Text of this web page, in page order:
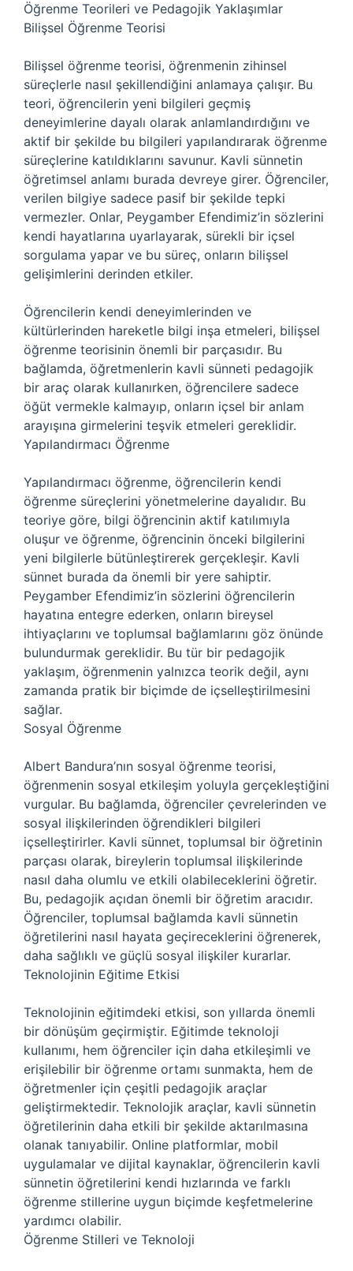
Öğrenme Teorileri ve Pedagojik Yaklaşımlar
Bilişsel Öğrenme Teorisi
Bilişsel öğrenme teorisi, öğrenmenin zihinsel
süreçlerle nasıl şekillendiğini anlamaya çalışır. Bu
teori, öğrencilerin yeni bilgileri geçmiş
deneyimlerine dayalı olarak anlamlandırdığını ve
aktif bir şekilde bu bilgileri yapılandırarak öğrenme
süreçlerine katıldıklarını savunur. Kavli sünnetin
öğretimsel anlamı burada devreye girer. Öğrenciler,
verilen bilgiye sadece pasif bir şekilde tepki
vermezler. Onlar, Peygamber Efendimiz’in sözlerini
kendi hayatlarına uyarlayarak, sürekli bir içsel
sorgulama yapar ve bu süreç, onların bilişsel
gelişimlerini derinden etkiler.
Öğrencilerin kendi deneyimlerinden ve
kültürlerinden hareketle bilgi inşa etmeleri, bilişsel
öğrenme teorisinin önemli bir parçasıdır. Bu
bağlamda, öğretmenlerin kavli sünneti pedagojik
bir araç olarak kullanırken, öğrencilere sadece
öğüt vermekle kalmayıp, onların içsel bir anlam
arayışına girmelerini teşvik etmeleri gereklidir.
Yapılandırmacı Öğrenme
Yapılandırmacı öğrenme, öğrencilerin kendi
öğrenme süreçlerini yönetmelerine dayalıdır. Bu
teoriye göre, bilgi öğrencinin aktif katılımıyla
oluşur ve öğrenme, öğrencinin önceki bilgilerini
yeni bilgilerle bütünleştirerek gerçekleşir. Kavli
sünnet burada da önemli bir yere sahiptir.
Peygamber Efendimiz’in sözlerini öğrencilerin
hayatına entegre ederken, onların bireysel
ihtiyaçlarını ve toplumsal bağlamlarını göz önünde
bulundurmak gereklidir. Bu tür bir pedagojik
yaklaşım, öğrenmenin yalnızca teorik değil, aynı
zamanda pratik bir biçimde de içselleştirilmesini
sağlar.
Sosyal Öğrenme
Albert Bandura’nın sosyal öğrenme teorisi,
öğrenmenin sosyal etkileşim yoluyla gerçekleştiğini
vurgular. Bu bağlamda, öğrenciler çevrelerinden ve
sosyal ilişkilerinden öğrendikleri bilgileri
içselleştirirler. Kavli sünnet, toplumsal bir öğretinin
parçası olarak, bireylerin toplumsal ilişkilerinde
nasıl daha olumlu ve etkili olabileceklerini öğretir.
Bu, pedagojik açıdan önemli bir öğretim aracıdır.
Öğrenciler, toplumsal bağlamda kavli sünnetin
öğretilerini nasıl hayata geçireceklerini öğrenerek,
daha sağlıklı ve güçlü sosyal ilişkiler kurarlar.
Teknolojinin Eğitime Etkisi
Teknolojinin eğitimdeki etkisi, son yıllarda önemli
bir dönüşüm geçirmiştir. Eğitimde teknoloji
kullanımı, hem öğrenciler için daha etkileşimli ve
erişilebilir bir öğrenme ortamı sunmakta, hem de
öğretmenler için çeşitli pedagojik araçlar
geliştirmektedir. Teknolojik araçlar, kavli sünnetin
öğretilerinin daha etkili bir şekilde aktarılmasına
olanak tanıyabilir. Online platformlar, mobil
uygulamalar ve dijital kaynaklar, öğrencilerin kavli
sünnetin öğretilerini kendi hızlarında ve farklı
öğrenme stillerine uygun biçimde keşfetmelerine
yardımcı olabilir.
Öğrenme Stilleri ve Teknoloji